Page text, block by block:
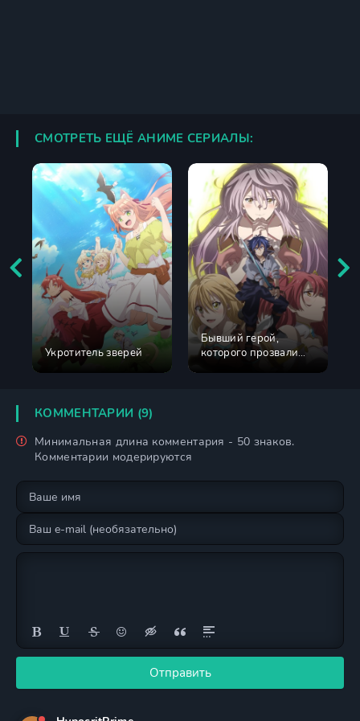
СМОТРЕТЬ ЕЩЁ АНИМЕ СЕРИАЛЫ:
Укротитель зверей
Бывший герой,
которого прозвали
КОММЕНТАРИИ (9)
Минимальная длина комментария - 50 знаков.
Комментарии модерируются
Отправить